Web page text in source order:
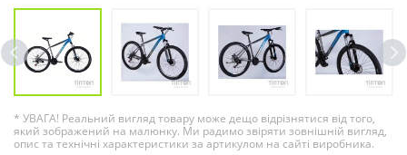
* УВАГА! Реальний вигляд товару може дещо відрізнятися від того,
який зображений на малюнку. Ми радимо звіряти зовнішній вигляд,
опис та технічні характеристики за артикулом на сайті виробника.